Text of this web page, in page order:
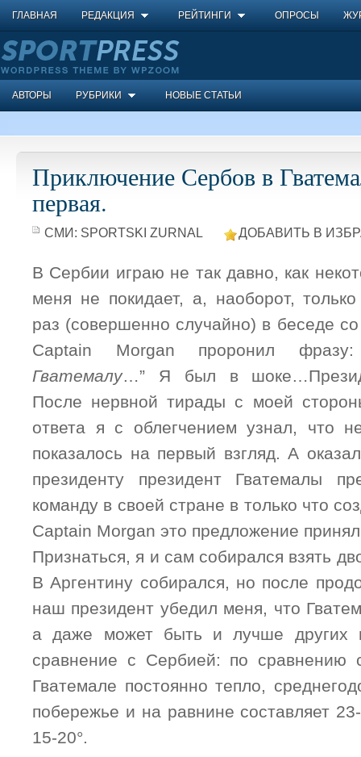
ГЛАВНАЯ РЕДАКЦИЯ РЕЙТИНГИ ОПРОСЫ
АВТОРЫ РУБРИКИ НОВЫЕ СТАТЬИ
Приключение Сербов в
первая.
СМИ: SPORTSKI ZURNAL ДОБАВИТЬ В
В Сербии играю не так давно, как
меня не покидает, а, наоборот,
раз (совершенно случайно) в беседе
Captain Morgan проронил
Гватемалу…” Я был в
После нервной тирады с моей
ответа я с облегчением узнал, что
показалось на первый взгляд. А
президенту президент Гватемалы
команду в своей стране в только что
Captain Morgan это предложение
Признаться, я и сам собирался взять
В Аргентину собирался, но после
наш президент убедил меня, что
а даже может быть и лучше других
сравнение с Сербией: по сравнению
Гватемале постоянно тепло,
побережье и на равнине составляет
15-20°.